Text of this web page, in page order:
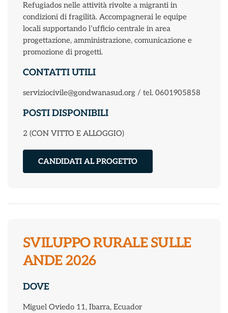
Refugiados nelle attività rivolte a migranti in
condizioni di fragilità. Accompagnerai le equipe
locali supportando l’ufficio centrale in area
progettazione, amministrazione, comunicazione e
promozione di progetti.
CONTATTI UTILI
serviziocivile@gondwanasud.org / tel. 0601905858
POSTI DISPONIBILI
2 (CON VITTO E ALLOGGIO)
CANDIDATI AL PROGETTO
SVILUPPO RURALE SULLE
ANDE 2026
DOVE
Miguel Oviedo 11, Ibarra, Ecuador